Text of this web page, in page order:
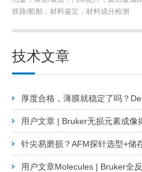
铁路/船舶，材料鉴定，材料成分检测
技术文章
针尖易磨损？AFM探针选型+储